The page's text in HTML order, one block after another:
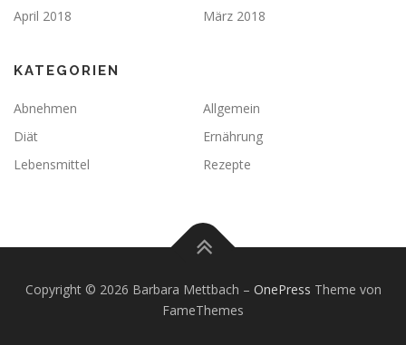
April 2018
März 2018
KATEGORIEN
Abnehmen
Allgemein
Diät
Ernährung
Lebensmittel
Rezepte
Copyright © 2026 Barbara Mettbach – OnePress Theme von
FameThemes